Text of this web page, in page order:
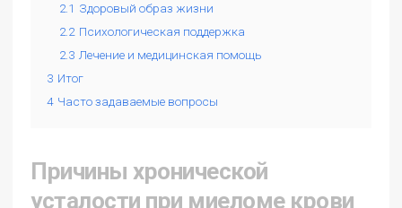
2.1 Здоровый образ жизни
2.2 Психологическая поддержка
2.3 Лечение и медицинская помощь
3 Итог
4 Часто задаваемые вопросы
Причины хронической
усталости при миеломе крови